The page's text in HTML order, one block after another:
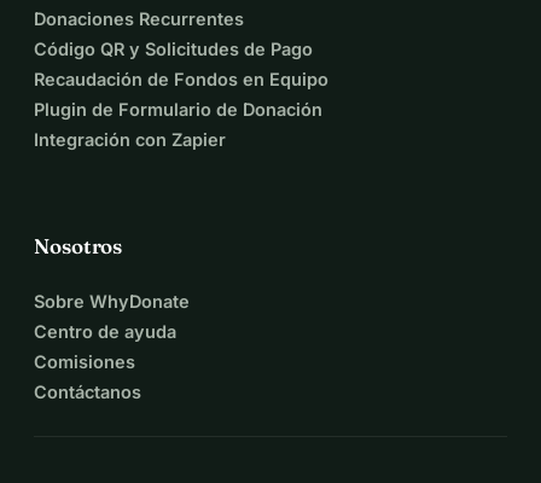
Donaciones Recurrentes
Código QR y Solicitudes de Pago
Recaudación de Fondos en Equipo
Plugin de Formulario de Donación
Integración con Zapier
Nosotros
Sobre WhyDonate
Centro de ayuda
Comisiones
Contáctanos